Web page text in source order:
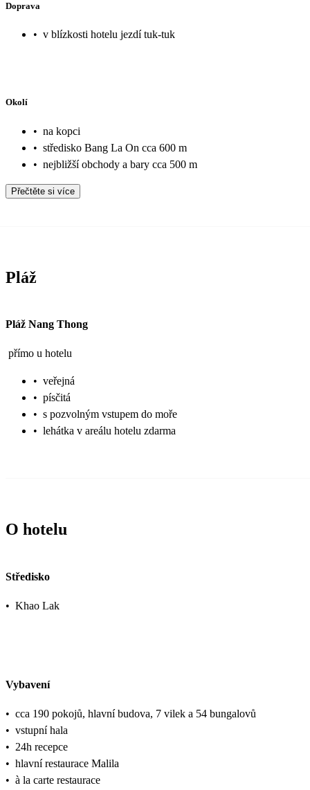
Doprava
• v blízkosti hotelu jezdí tuk-tuk
Okolí
• na kopci
• středisko Bang La On cca 600 m
• nejbližší obchody a bary cca 500 m
Přečtěte si více
Pláž
Pláž Nang Thong
přímo u hotelu
• veřejná
• písčitá
• s pozvolným vstupem do moře
• lehátka v areálu hotelu zdarma
O hotelu
Středisko
• Khao Lak
Vybavení
• cca 190 pokojů, hlavní budova, 7 vilek a 54 bungalovů
• vstupní hala
• 24h recepce
• hlavní restaurace Malila
• à la carte restaurace